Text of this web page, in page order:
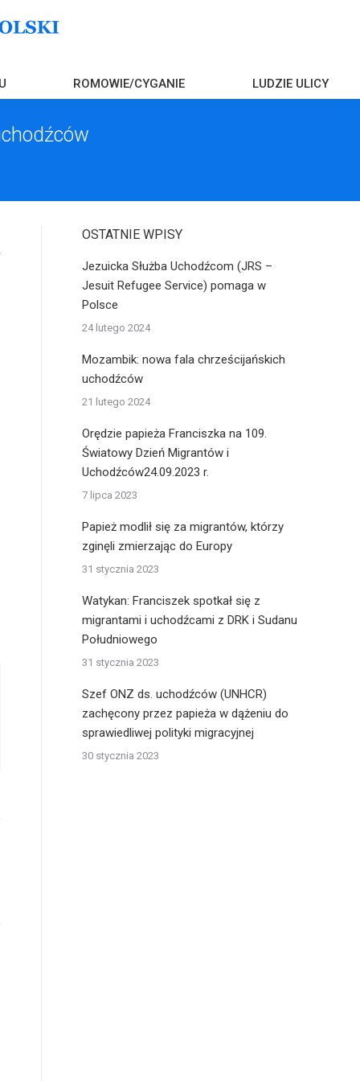
ROMOWIE/CYGANIE LUDZIE ULICY
OSTATNIE WPISY
Jezuicka Służba Uchodźcom (JRS –
Jesuit Refugee Service) pomaga w
Polsce
24 lutego 2024
Mozambik: nowa fala chrześcijańskich
uchodźców
21 lutego 2024
Orędzie papieża Franciszka na 109.
Światowy Dzień Migrantów i
Uchodźców24.09.2023 r.
7 lipca 2023
Papież modlił się za migrantów, którzy
zginęli zmierzając do Europy
31 stycznia 2023
Watykan: Franciszek spotkał się z
migrantami i uchodźcami z DRK i Sudanu
Południowego
31 stycznia 2023
Szef ONZ ds. uchodźców (UNHCR)
zachęcony przez papieża w dążeniu do
sprawiedliwej polityki migracyjnej
30 stycznia 2023